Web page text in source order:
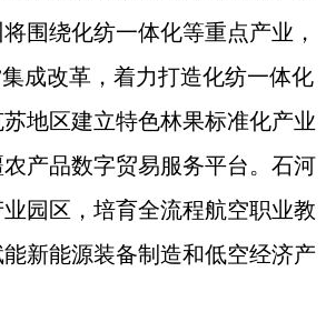
围绕化纺一体化等重点产业，
成改革，着力打造化纺一体化
地区建立特色林果标准化产业
产品数字贸易服务平台。石河
园区，培育全流程航空职业教
新能源装备制造和低空经济产